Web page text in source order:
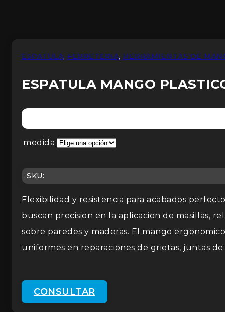
ESPATULA, FERRETERIA, HERRAMIENTAS DE
ESPATULA MANGO
medida
SKU:
Flexibilidad y resistencia para acabados
buscan precision en la aplicacion de masillas,
sobre paredes y maderas. El mango
uniformes en reparaciones de grietas, juntas
CONSULTAR